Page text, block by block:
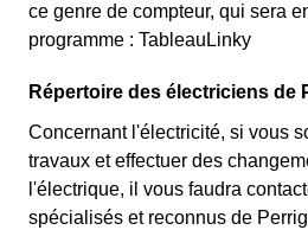
ce genre de compteur, qui sera
programme : TableauLinky
Répertoire des électriciens de
Concernant l'électricité, si vous
travaux et effectuer des
l'électrique, il vous faudra
spécialisés et reconnus de